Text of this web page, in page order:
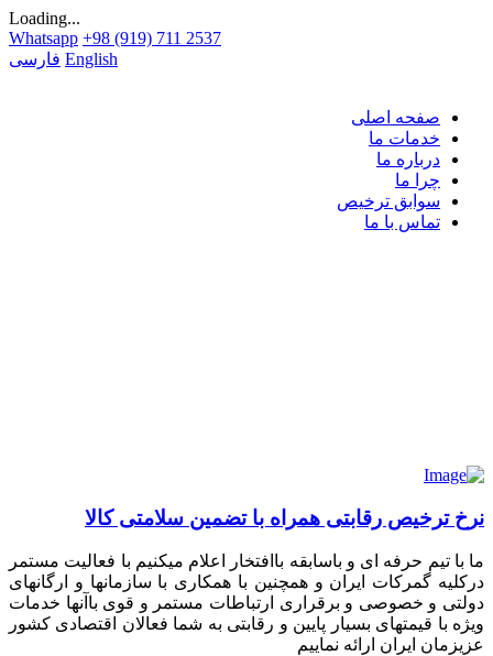
Loading...
Whatsapp +98 (919) 711 2537
فارسی English
صفحه اصلی
خدمات ما
درباره ما
چرا ما
سوابق ترخیص
تماس با ما
نرخ ترخیص رقابتی همراه با تضمین سلامتی کالا
ما با تیم حرفه ای و باسابقه باافتخار اعلام میکنیم با فعالیت مستمر
درکلیه گمرکات ایران و همچنین با همکاری با سازمانها و ارگانهای
دولتی و خصوصی و برقراری ارتباطات مستمر و قوی باآنها خدمات
ویژه با قیمتهای بسیار پایین و رقابتی به شما فعالان اقتصادی کشور
عزیزمان ایران ارائه نماییم